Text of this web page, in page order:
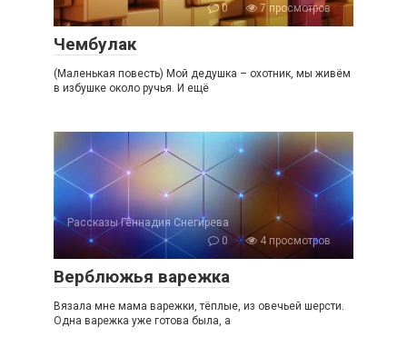
0
7 просмотров
Чембулак
(Маленькая повесть) Мой дедушка – охотник, мы живём
в избушке около ручья. И ещё
Рассказы Геннадия Снегирева
0
4 просмотров
Верблюжья варежка
Вязала мне мама варежки, тёплые, из овечьей шерсти.
Одна варежка уже готова была, а